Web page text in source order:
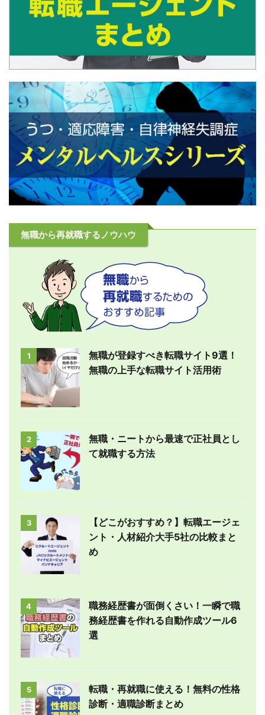
無職から再就職するノウハウ
1
無職が登録すべき転職サイト9選！
無職の上手な転職サイト活用術
2
無職・ニートから最速で正社員とし
て就職する方法
3
【どこがおすすめ？】転職エージェ
ント・人材紹介大手5社の比較まと
め
4
職務経歴書が面倒くさい！一瞬で職
務経歴書を作れる自動作成ツール6
選
5
転職・再就職に使える！無料の性格
診断・適職診断まとめ